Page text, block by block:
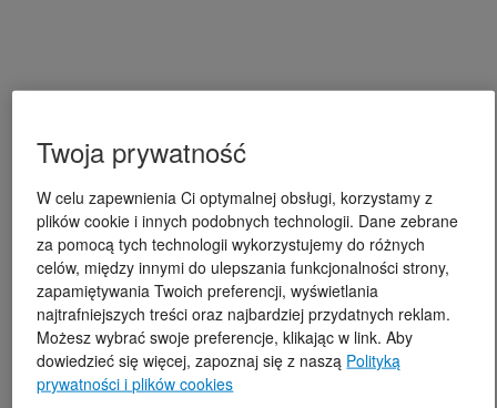
Twoja prywatność
W celu zapewnienia Ci optymalnej obsługi, korzystamy z
plików cookie i innych podobnych technologii. Dane zebrane
za pomocą tych technologii wykorzystujemy do różnych
celów, między innymi do ulepszania funkcjonalności strony,
zapamiętywania Twoich preferencji, wyświetlania
najtrafniejszych treści oraz najbardziej przydatnych reklam.
Możesz wybrać swoje preferencje, klikając w link. Aby
dowiedzieć się więcej, zapoznaj się z naszą Polityką
prywatności i plików cookies